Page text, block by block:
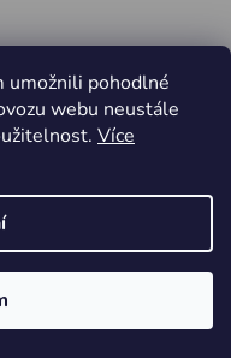
umožnili pohodlné
webu neustále
Více
Rajhrad